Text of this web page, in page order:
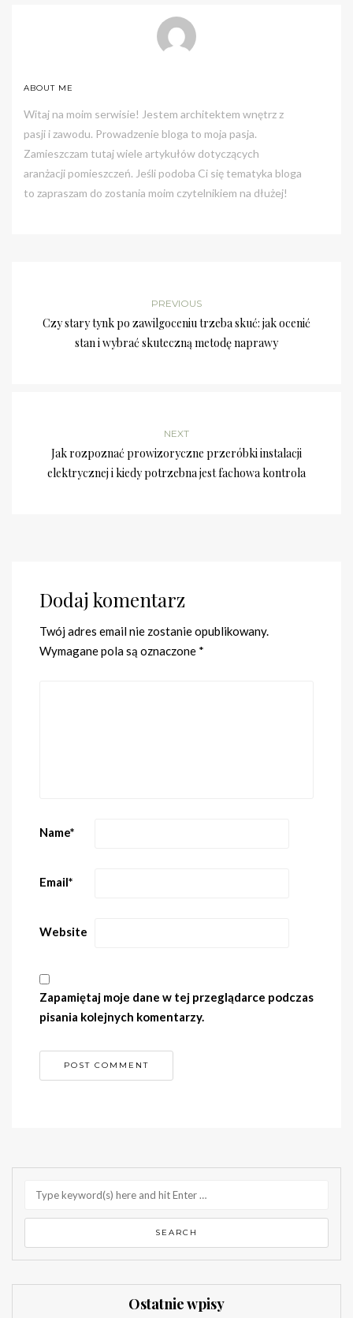
ABOUT ME
Witaj na moim serwisie! Jestem architektem wnętrz z
pasji i zawodu. Prowadzenie bloga to moja pasja.
Zamieszczam tutaj wiele artykułów dotyczących
aranżacji pomieszczeń. Jeśli podoba Ci się tematyka bloga
to zapraszam do zostania moim czytelnikiem na dłużej!
PREVIOUS
Czy stary tynk po zawilgoceniu trzeba skuć: jak ocenić
stan i wybrać skuteczną metodę naprawy
NEXT
Jak rozpoznać prowizoryczne przeróbki instalacji
elektrycznej i kiedy potrzebna jest fachowa kontrola
Dodaj komentarz
Twój adres email nie zostanie opublikowany.
Wymagane pola są oznaczone *
Name*
Email*
Website
Zapamiętaj moje dane w tej przeglądarce podczas
pisania kolejnych komentarzy.
Ostatnie wpisy